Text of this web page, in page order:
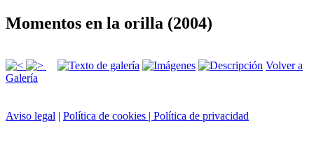
Momentos en la orilla (2004)
Volver a
Galería
Aviso legal | Política de cookies | Política de privacidad